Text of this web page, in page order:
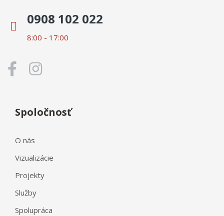
0908 102 022
8:00 - 17:00
Spoločnosť
O nás
Vizualizácie
Projekty
Služby
Spolupráca